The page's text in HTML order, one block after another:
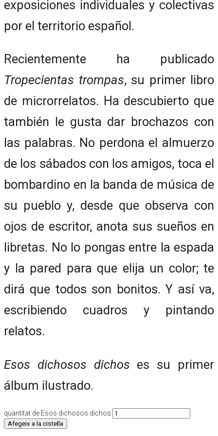
exposiciones individuales y colectivas
por el territorio español.
Recientemente ha publicado
Tropecientas trompas, su primer libro
de microrrelatos. Ha descubierto que
también le gusta dar brochazos con
las palabras. No perdona el almuerzo
de los sábados con los amigos, toca el
bombardino en la banda de música de
su pueblo y, desde que observa con
ojos de escritor, anota sus sueños en
libretas. No lo pongas entre la espada
y la pared para que elija un color; te
dirá que todos son bonitos. Y así va,
escribiendo cuadros y pintando
relatos.
Esos dichosos dichos es su primer
álbum ilustrado.
quantitat de Esos dichosos dichos
Afegeix a la cistella